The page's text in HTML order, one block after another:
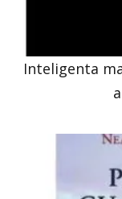
Inteligenta